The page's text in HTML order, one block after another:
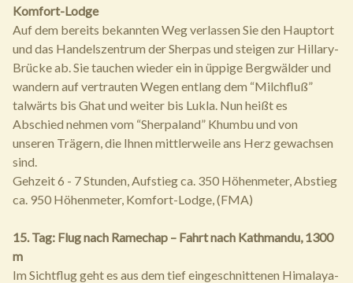
Komfort-Lodge
Auf dem bereits bekannten Weg verlassen Sie den Hauptort
und das Handelszentrum der Sherpas und steigen zur Hillary-
Brücke ab. Sie tauchen wieder ein in üppige Bergwälder und
wandern auf vertrauten Wegen entlang dem “Milchfluß”
talwärts bis Ghat und weiter bis Lukla. Nun heißt es
Abschied nehmen vom “Sherpaland” Khumbu und von
unseren Trägern, die Ihnen mittlerweile ans Herz gewachsen
sind.
Gehzeit 6 - 7 Stunden, Aufstieg ca. 350 Höhenmeter, Abstieg
ca. 950 Höhenmeter, Komfort-Lodge, (FMA)
15. Tag: Flug nach Ramechap – Fahrt nach Kathmandu, 1300
m
Im Sichtflug geht es aus dem tief eingeschnittenen Himalaya-